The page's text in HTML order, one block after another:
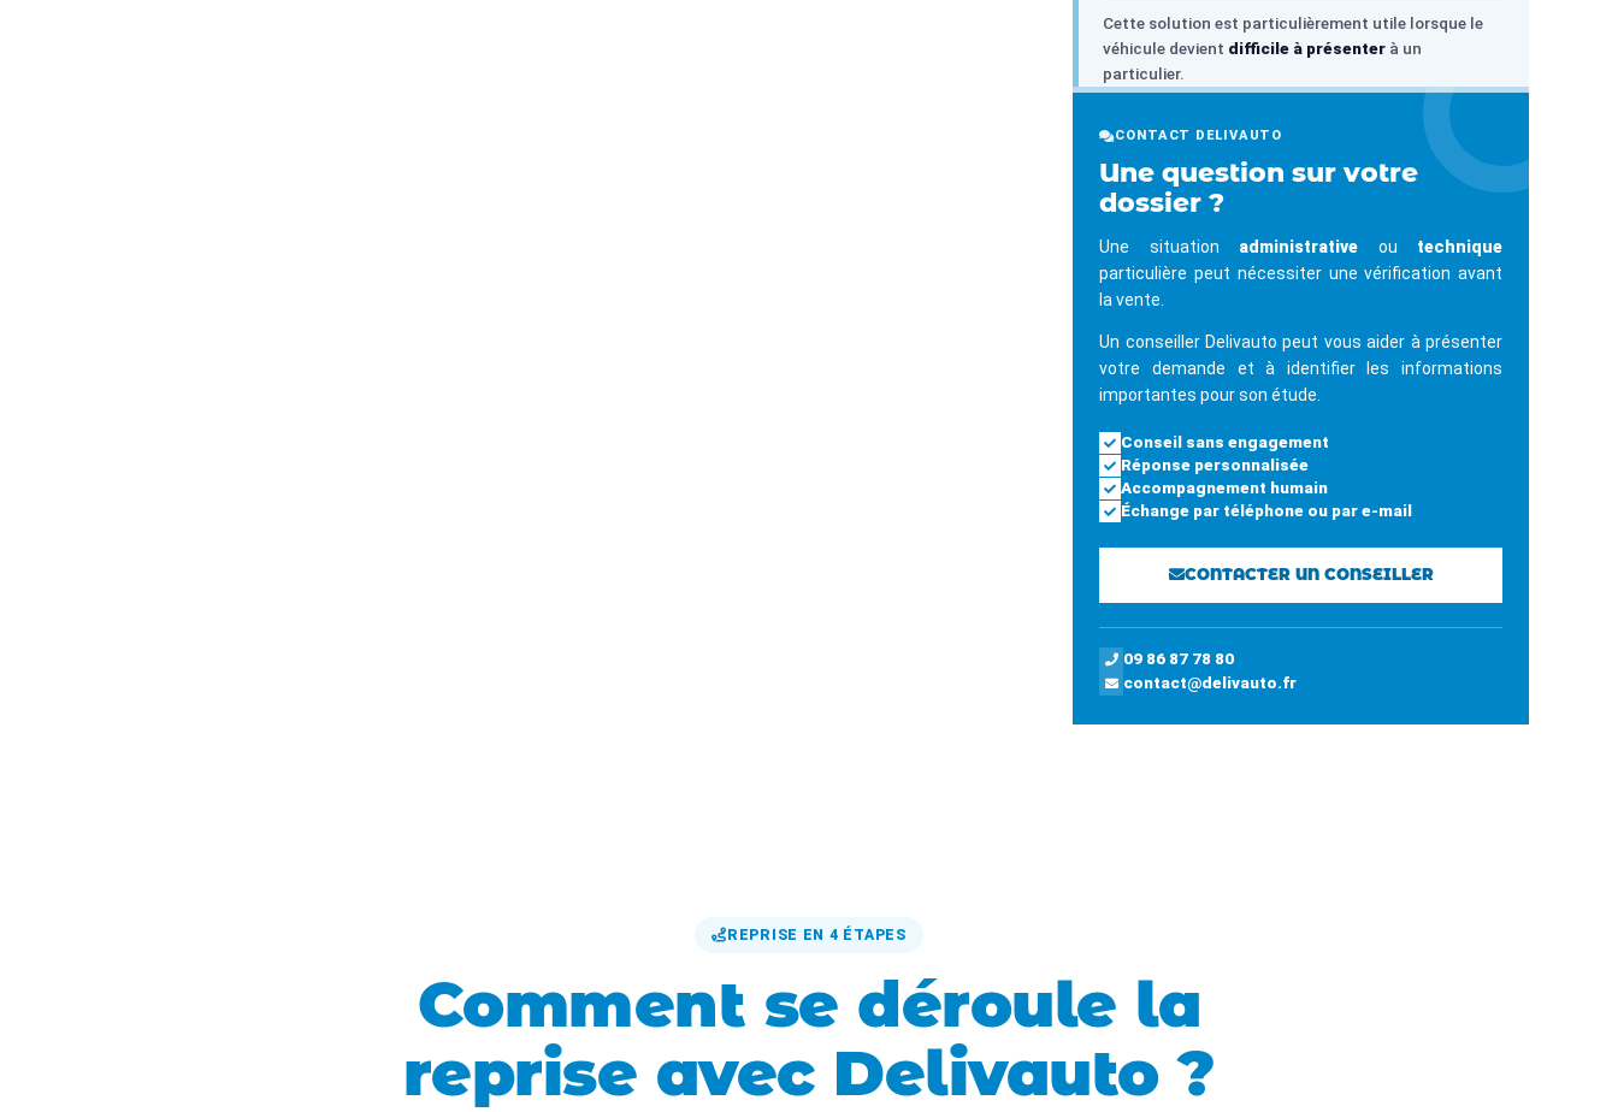
Cette solution est particulièrement utile lorsque le
véhicule devient difficile à présenter à un
particulier.
CONTACT DELIVAUTO
Une question sur votre
dossier ?
Une situation administrative ou technique
particulière peut nécessiter une vérification avant
la vente.
Un conseiller Delivauto peut vous aider à présenter
votre demande et à identifier les informations
importantes pour son étude.
Conseil sans engagement
Réponse personnalisée
Accompagnement humain
Échange par téléphone ou par e-mail
CONTACTER UN CONSEILLER
09 86 87 78 80
contact@delivauto.fr
REPRISE EN 4 ÉTAPES
Comment se déroule la
reprise avec Delivauto ?